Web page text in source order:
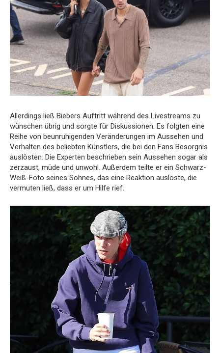
Allerdings ließ Biebers Auftritt während des Livestreams zu
wünschen übrig und sorgte für Diskussionen. Es folgten eine
Reihe von beunruhigenden Veränderungen im Aussehen und
Verhalten des beliebten Künstlers, die bei den Fans Besorgnis
auslösten. Die Experten beschrieben sein Aussehen sogar als
zerzaust, müde und unwohl. Außerdem teilte er ein Schwarz-
Weiß-Foto seines Sohnes, das eine Reaktion auslöste, die
vermuten ließ, dass er um Hilfe rief.